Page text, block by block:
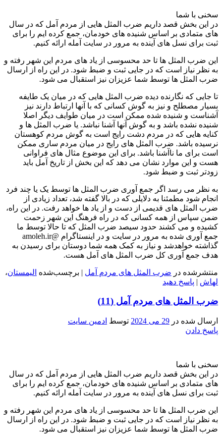
سخنی با شما
در این بخش قصد داریم ضرب المثل هایی از مردم آمل که در سال
های متمادی بر اساس شنیده های خودمان، جمع کرده ایم را برای
ثبت برای نسل های آینده به مرور در سایت آمله ارائه کنیم.
این ضرب المثل ها تا حد محسوسی از یاد های مردم این شهر رفته و
به نظر نیاز است که در جایی ثبت و ضبط شود. در این راه از ارسال
ضرب المثل ها توسط شما عزیزان نیز استقبال می شود.
تا جایی که نگارنده دیده ضرب المثل هایی که در میان یک طایفه
بسیار مصطلح و نیز به گوش کسانی که با آنها ارتباط دارند نیز
آشناست و شنیده شده ممکن است در میان طوایف دیگر اصلا
شنیده نشده باشد و به گوش آنها آشنا نباشد. یا ضرب المثل ها و
کنایه هایی که در مردم دشت رایج است به گوش مردم کوهستان
نرسیده باشد. ضرب المثل های رایج در میان مردم ساری ممکن
است برای ما ناآشنا باشد. برای این موضوع مثال های فراوانی
هست و این موارد نشان می دهد که این بخش از تاریخ آمل باید
زودتر ثبت و ضبط شود.
به نظر می رسد اگر جمع آوری ضرب المثل ها توسط یک یا چند فرد
انجام شود مطمئنا به دلایلی که در بالا گفته شد، تعداد زیادی از
ضرب المثل های قدیمی از دست و از یاد ها خواهد رفت. در این راه،
ضمن سپاس از همه کسانی که در راه فرهنگ این شهر زحمت
کشیده و می کشند حدود سیصد ضرب المثل که تا حالا توسط ما
جمع آوری شده به مرور در سایت و در اینستاگرام @amoleh.ir
گذاشته خواهدشد و نیاز به کمک همه شما دوستان برای رسیدن به
هدف جمع آوری کل ضرب المثل های آمل هست.
منتشرشده در ضرب المثل های مردم آمل | برچسب‌شده الیمستان،
لهاش | پاسخ دهید
ضرب المثل های مردم آمل (11)
ارسال شده در 29 می 2024 توسط ادمین سایت
پاسخ دادن
سخنی با شما
در این بخش قصد داریم ضرب المثل هایی از مردم آمل که در سال
های متمادی بر اساس شنیده های خودمان، جمع کرده ایم را برای
ثبت برای نسل های آینده به مرور در سایت آمله ارائه کنیم.
این ضرب المثل ها تا حد محسوسی از یاد های مردم این شهر رفته و
به نظر نیاز است که در جایی ثبت و ضبط شود. در این راه از ارسال
ضرب المثل ها توسط شما عزیزان نیز استقبال می شود.